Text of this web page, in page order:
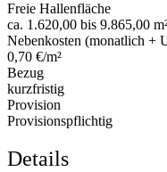
Freie Hallenfläche
ca. 1.620,00 bis 9.865,00
Nebenkosten (monatlich +
0,70 €/m²
Bezug
kurzfristig
Provision
Provisionspflichtig
Details